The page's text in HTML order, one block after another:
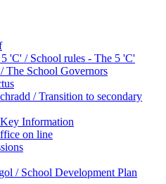
'C' / School rules - The 5 'C'
School Governors
/ Transition to secondary
Information
on line
/ School Development Plan